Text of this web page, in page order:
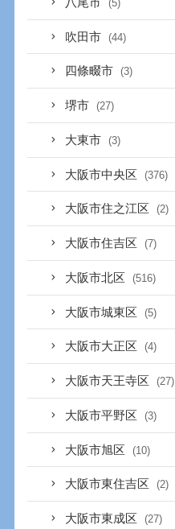
(5)
吹田市 (44)
四條畷市 (3)
堺市 (27)
大東市 (3)
大阪市中央区 (376)
大阪市住之江区 (2)
大阪市住吉区 (7)
大阪市北区 (516)
大阪市城東区 (5)
大阪市大正区 (4)
大阪市天王寺区 (27)
大阪市平野区 (3)
大阪市旭区 (10)
大阪市東住吉区 (2)
大阪市東成区 (27)